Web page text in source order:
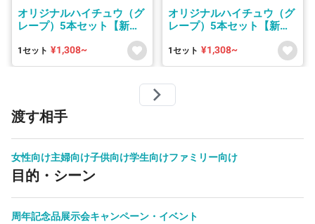
オリジナルハイチュウ（グ
レープ）5本セット【新パ
1セット ¥1,308~
オリジナルハイチュウ（グ
レープ）5本セット【新パ
1セット ¥1,308~
渡す相手
女性向け主婦向け子供向け学生向けファミリー向け
目的・シーン
周年記念品展示会キャンペーン・イベント